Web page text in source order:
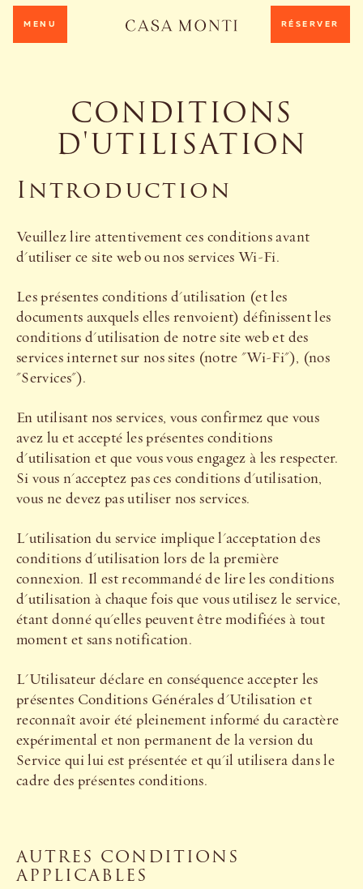
MENU RÉSERVER
CONDITIONS
D'UTILISATION
Introduction
Veuillez lire attentivement ces conditions avant
d'utiliser ce site web ou nos services Wi-Fi.
Les présentes conditions d'utilisation (et les
documents auxquels elles renvoient) définissent les
conditions d'utilisation de notre site web et des
services internet sur nos sites (notre "Wi-Fi"), (nos
"Services").
En utilisant nos services, vous confirmez que vous
avez lu et accepté les présentes conditions
d'utilisation et que vous vous engagez à les respecter.
Si vous n'acceptez pas ces conditions d'utilisation,
vous ne devez pas utiliser nos services.
L'utilisation du service implique l'acceptation des
conditions d'utilisation lors de la première
connexion. Il est recommandé de lire les conditions
d'utilisation à chaque fois que vous utilisez le service,
étant donné qu'elles peuvent être modifiées à tout
moment et sans notification.
L'Utilisateur déclare en conséquence accepter les
présentes Conditions Générales d'Utilisation et
reconnaît avoir été pleinement informé du caractère
expérimental et non permanent de la version du
Service qui lui est présentée et qu'il utilisera dans le
cadre des présentes conditions.
AUTRES CONDITIONS
APPLICABLES